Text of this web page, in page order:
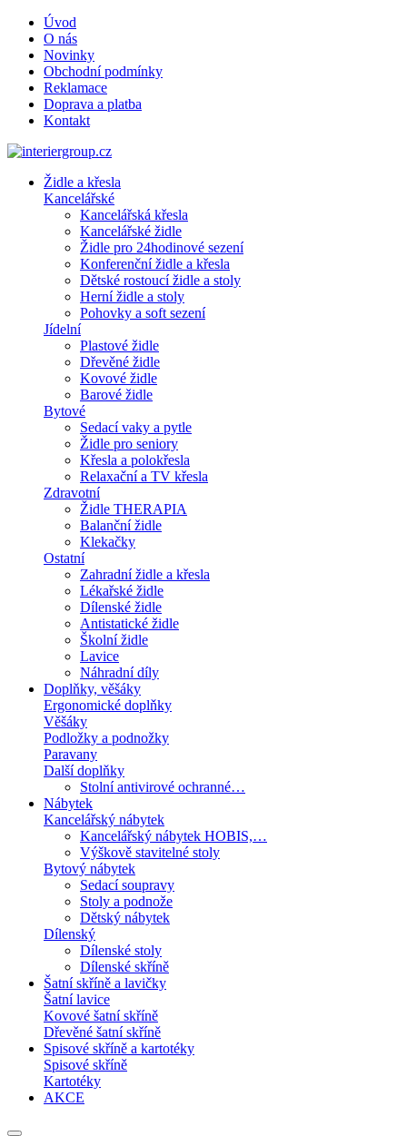
Úvod
O nás
Novinky
Obchodní podmínky
Reklamace
Doprava a platba
Kontakt
Židle a křesla
Kancelářské
Kancelářská křesla
Kancelářské židle
Židle pro 24hodinové sezení
Konferenční židle a křesla
Dětské rostoucí židle a stoly
Herní židle a stoly
Pohovky a soft sezení
Jídelní
Plastové židle
Dřevěné židle
Kovové židle
Barové židle
Bytové
Sedací vaky a pytle
Židle pro seniory
Křesla a polokřesla
Relaxační a TV křesla
Zdravotní
Židle THERAPIA
Balanční židle
Klekačky
Ostatní
Zahradní židle a křesla
Lékařské židle
Dílenské židle
Antistatické židle
Školní židle
Lavice
Náhradní díly
Doplňky, věšáky
Ergonomické doplňky
Věšáky
Podložky a podnožky
Paravany
Další doplňky
Stolní antivirové ochranné…
Nábytek
Kancelářský nábytek
Kancelářský nábytek HOBIS,…
Výškově stavitelné stoly
Bytový nábytek
Sedací soupravy
Stoly a podnože
Dětský nábytek
Dílenský
Dílenské stoly
Dílenské skříně
Šatní skříně a lavičky
Šatní lavice
Kovové šatní skříně
Dřevěné šatní skříně
Spisové skříně a kartotéky
Spisové skříně
Kartotéky
AKCE